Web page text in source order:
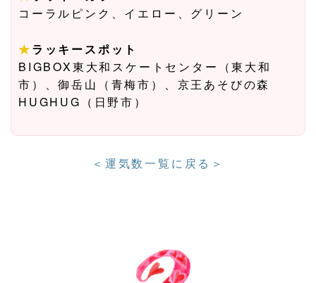
コーラルピンク、イエロー、グリーン
★ラッキースポット
BIGBOX東大和スケートセンター（東大和
市）、御岳山（青梅市）、京王あそびの森
HUGHUG（日野市）
＜運気数一覧に戻る＞